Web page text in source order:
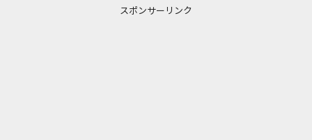
スポンサーリンク